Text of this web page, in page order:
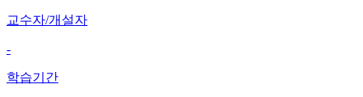
교수자/개설자
-
학습기간